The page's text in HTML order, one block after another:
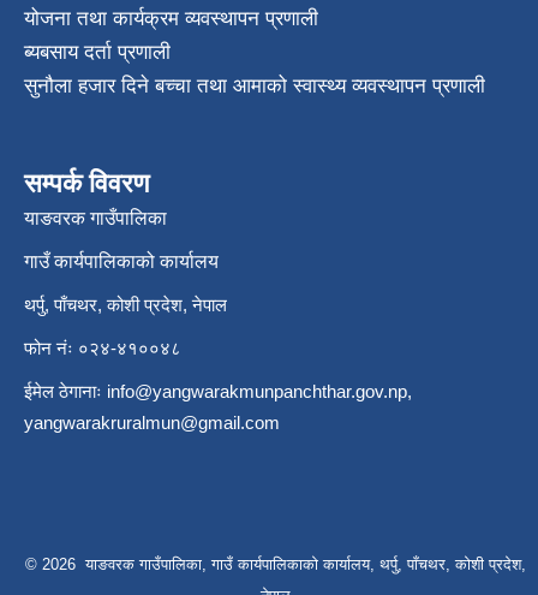
योजना तथा कार्यक्रम व्यवस्थापन प्रणाली
ब्यबसाय दर्ता प्रणाली
सुनौला हजार दिने बच्चा तथा आमाको स्वास्थ्य व्यवस्थापन प्रणाली
सम्पर्क विवरण
याङवरक गाउँपालिका
गाउँ कार्यपालिकाको कार्यालय
थर्पु, पाँचथर, कोशी प्रदेश, नेपाल
फोन नंः ०२४-४१००४८
ईमेल ठेगानाः info@yangwarakmunpanchthar.gov.np,
yangwarakruralmun@gmail.com
© 2026 याङवरक गाउँपालिका, गाउँ कार्यपालिकाको कार्यालय, थर्पु, पाँचथर, कोशी प्रदेश,